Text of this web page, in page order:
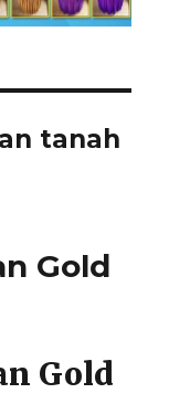
tanah
Gold
Gold